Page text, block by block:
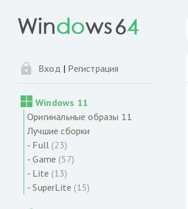
Вход | Регистрация
Windows 11
Оригинальные образы 11
Лучшие сборки
- Full (23)
- Game (57)
- Lite (13)
- SuperLite (15)